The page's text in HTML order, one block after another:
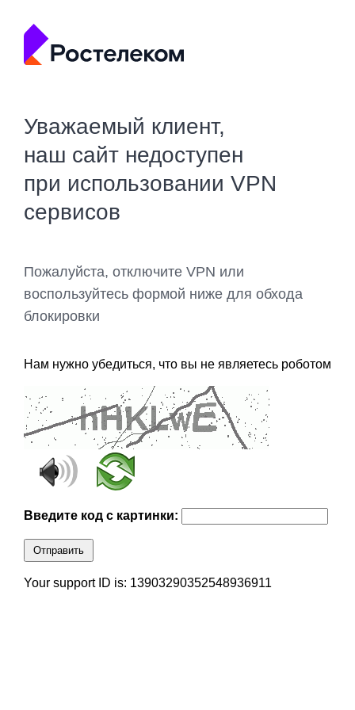
Уважаемый клиент,
наш сайт недоступен
при использовании VPN
сервисов
Пожалуйста, отключите VPN или
воспользуйтесь формой ниже для обхода
блокировки
Нам нужно убедиться, что вы не являетесь роботом
Введите код с картинки:
Отправить
Your support ID is: 13903290352548936911